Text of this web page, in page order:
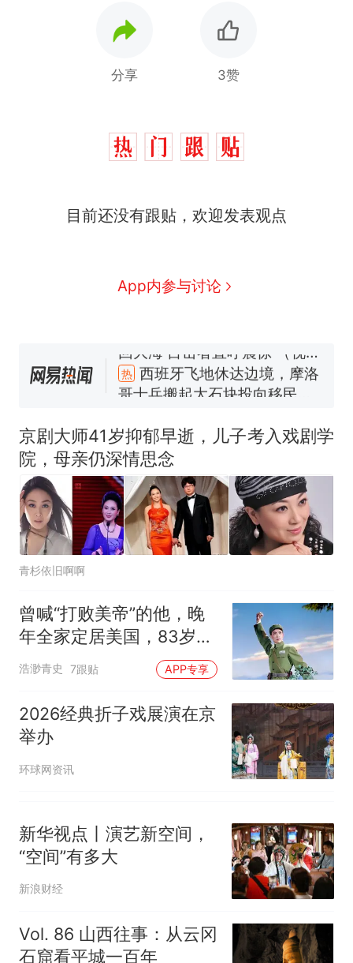
分享 3赞
目前还没有跟贴，欢迎发表观点
App内参与讨论
热 西班牙飞地休达边境，摩洛
哥士兵搬起大石块投向移民引
洛哥涌入西班牙
号，仅凭视频评出？中国烹饪
协会回应
男子上山采菌偶然发现鸡枞菌
窝，原地守1天等它长大：挖了
140多朵
美国一场追捕行动中，一男子
在车辆行驶中爬上车顶跳舞。
（新京报）
“不想干了特提出辞职”，疑似
南京大学数院院长辞职信流
源；曾用手绘图做头像
来源：参考消息）
热
西班牙飞地休达边境，摩洛
哥士兵搬起大石块投向移民引
争议，此前一天内数万人从摩
洛哥涌入西班牙
京剧大师41岁抑郁早逝，儿子考入戏剧学
院，母亲仍深情思念
青杉依旧啊啊
曾喊“打败美帝”的他，晚
年全家定居美国，83岁的
宋玉庆现状如何
浩渺青史 7跟贴 APP专享
2026经典折子戏展演在京
举办
环球网资讯
新华视点丨演艺新空间，
“空间”有多大
新浪财经
Vol. 86 山西往事：从云冈
石窟看平城一百年